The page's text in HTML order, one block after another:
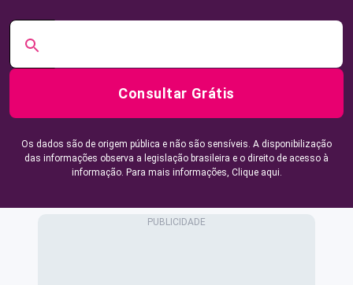
Consultar Grátis
Os dados são de origem pública e não são sensíveis. A disponibilização
das informações observa a legislação brasileira e o direito de acesso à
informação. Para mais informações, Clique aqui.